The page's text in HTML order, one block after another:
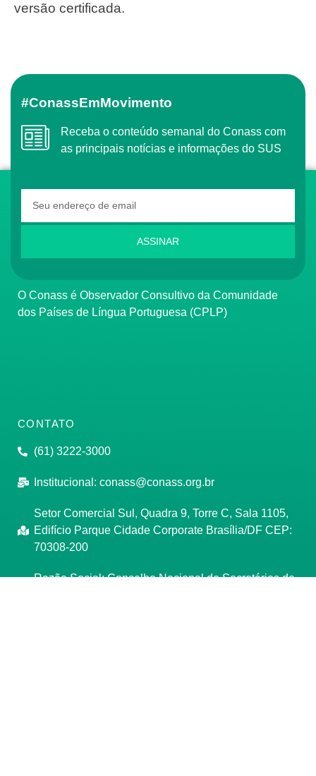
versão certificada.
#ConassEmMovimento
Receba o conteúdo semanal do Conass com
as principais notícias e informações do SUS
ASSINAR
O Conass é Observador Consultivo da Comunidade
dos Países de Língua Portuguesa (CPLP)
CONTATO
(61) 3222-3000
Institucional: conass@conass.org.br
Setor Comercial Sul, Quadra 9, Torre C, Sala 1105,
Edifício Parque Cidade Corporate Brasília/DF CEP:
70308-200
Razão Social: Conselho Nacional de Secretários de